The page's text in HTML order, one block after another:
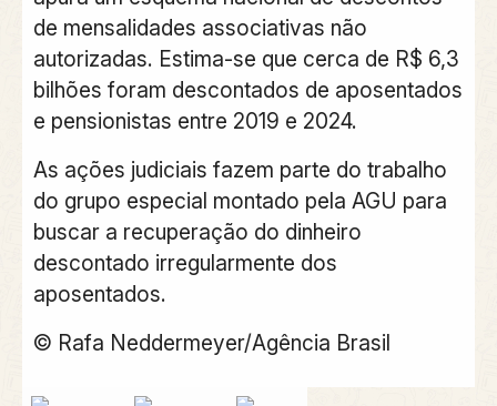
de mensalidades associativas não
autorizadas. Estima-se que cerca de R$ 6,3
bilhões foram descontados de aposentados
e pensionistas entre 2019 e 2024.
As ações judiciais fazem parte do trabalho
do grupo especial montado pela AGU para
buscar a recuperação do dinheiro
descontado irregularmente dos
aposentados.
© Rafa Neddermeyer/Agência Brasil